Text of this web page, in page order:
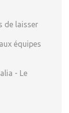
de laisser
équipes
- Le